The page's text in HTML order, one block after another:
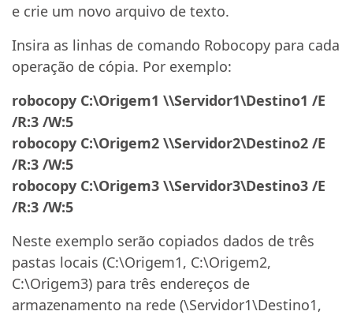
e crie um novo arquivo de texto.
Insira as linhas de comando Robocopy para cada
operação de cópia. Por exemplo:
robocopy C:\Origem1 \\Servidor1\Destino1 /E
/R:3 /W:5
robocopy C:\Origem2 \\Servidor2\Destino2 /E
/R:3 /W:5
robocopy C:\Origem3 \\Servidor3\Destino3 /E
/R:3 /W:5
Neste exemplo serão copiados dados de três
pastas locais (C:\Origem1, C:\Origem2,
C:\Origem3) para três endereços de
armazenamento na rede (\Servidor1\Destino1,